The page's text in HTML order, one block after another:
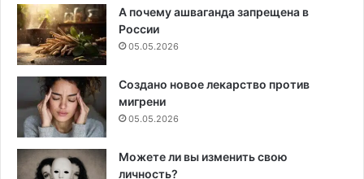
А почему ашваганда запрещена в
России
05.05.2026
Создано новое лекарство против
мигрени
05.05.2026
Можете ли вы изменить свою
личность?